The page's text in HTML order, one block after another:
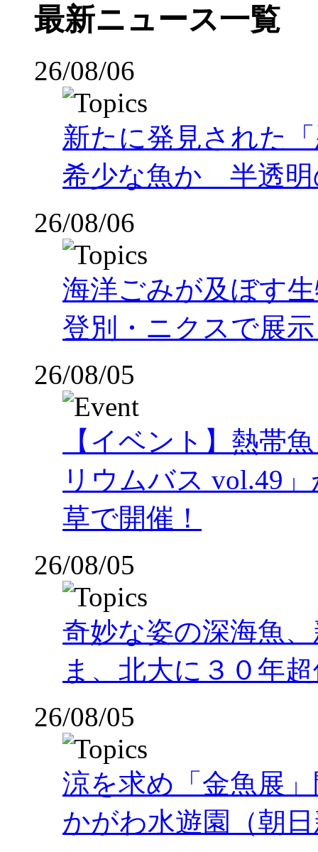
最新ニュース一覧
26/08/06
新たに発見された
希少な魚か 半透明
26/08/06
海洋ごみが及ぼす
登別・ニクスで展
26/08/05
【イベント】熱帯
リウムバス vol.49
草で開催！
26/08/05
奇妙な姿の深海魚
ま、北大に３０年
26/08/05
涼を求め「金魚展
かがわ水遊園（朝